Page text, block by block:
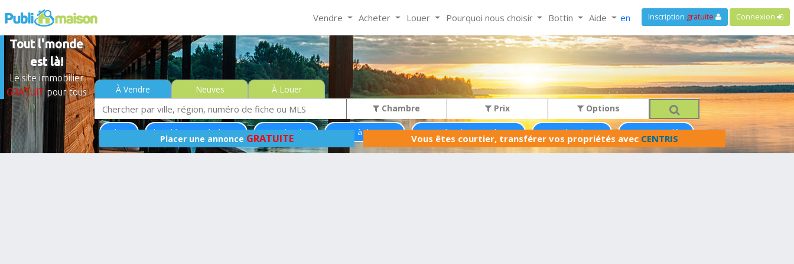
Tout l'monde
est là!
Le site immobilier
GRATUITpour tous
Vendre Acheter Louer Pourquoi nous choisir Bottin Aide en Inscription gratuite Connexion
À Vendre Neuves
À Louer
Chambre
Prix Options
L'Islet Chaudière-Appalaches Moins de 0$ Maison à étages Maison à 1 étage et demi Maison à paliers Cottage-jumelé
Placer une annonce GRATUITE Vous êtes courtier, transférer vos propriétés avec CENTRIS